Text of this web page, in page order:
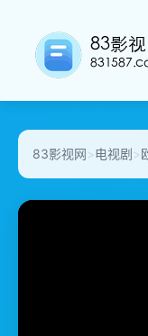
83影视网>电视剧>